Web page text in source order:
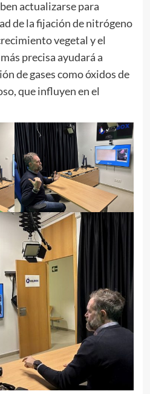
actualizarse para
de la fijación de nitrógeno
vegetal y el
precisa ayudará a
de gases como óxidos de
que influyen en el